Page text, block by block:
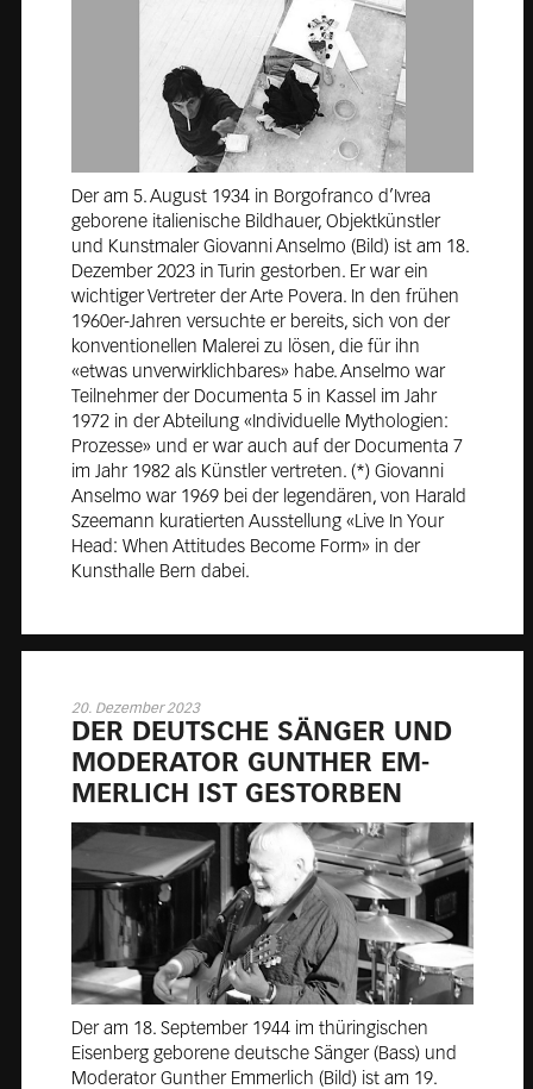
Der am 5. August 1934 in Borgofranco d’Ivrea
geborene italienische Bildhauer, Objektkünstler
und Kunstmaler Giovanni Anselmo (Bild) ist am 18.
Dezember 2023 in Turin gestorben. Er war ein
wichtiger Vertreter der Arte Povera. In den frühen
1960er-Jahren versuchte er bereits, sich von der
konventionellen Malerei zu lösen, die für ihn
«etwas unverwirklichbares» habe. Anselmo war
Teilnehmer der Documenta 5 in Kassel im Jahr
1972 in der Abteilung «Individuelle Mythologien:
Prozesse» und er war auch auf der Documenta 7
im Jahr 1982 als Künstler vertreten. (*) Giovanni
Anselmo war 1969 bei der legendären, von Harald
Szeemann kuratierten Ausstellung «Live In Your
Head: When Attitudes Become Form» in der
Kunsthalle Bern dabei.
20. Dezember 2023
DER DEUT­SCHE SÄN­GER UND
MO­DE­RA­TOR GUN­THER EM­
MER­LICH IST GE­STOR­BEN
Der am 18. September 1944 im thüringischen
Eisenberg geborene deutsche Sänger (Bass) und
Moderator Gunther Emmerlich (Bild) ist am 19.